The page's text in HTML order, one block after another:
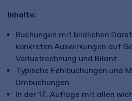
Inhalte:
Buchungen mit bildlichen
konkreten Auswirkungen auf
Verlustrechnung und Bilanz
Typische Fehlbuchungen und
Umbuchungen
In der 17. Auflage mit allen